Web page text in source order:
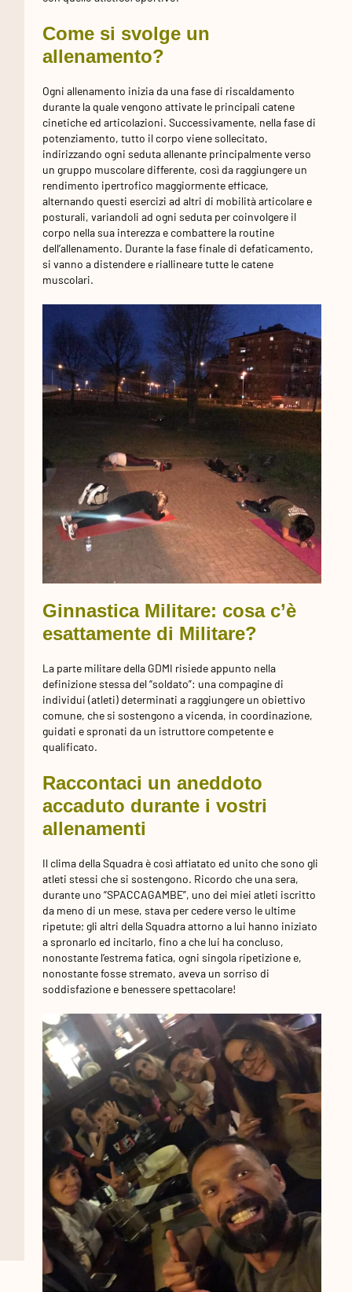
Come si svolge un
allenamento?
Ogni allenamento inizia da una fase di riscaldamento
durante la quale vengono attivate le principali catene
cinetiche ed articolazioni. Successivamente, nella fase di
potenziamento, tutto il corpo viene sollecitato,
indirizzando ogni seduta allenante principalmente verso
un gruppo muscolare differente, così da raggiungere un
rendimento ipertrofico maggiormente efficace,
alternando questi esercizi ad altri di mobilità articolare e
posturali, variandoli ad ogni seduta per coinvolgere il
corpo nella sua interezza e combattere la routine
dell’allenamento. Durante la fase finale di defaticamento,
si vanno a distendere e riallineare tutte le catene
muscolari.
Ginnastica Militare: cosa c’è
esattamente di Militare?
La parte militare della GDMI risiede appunto nella
definizione stessa del “soldato”: una compagine di
individui (atleti) determinati a raggiungere un obiettivo
comune, che si sostengono a vicenda, in coordinazione,
guidati e spronati da un istruttore competente e
qualificato.
Raccontaci un aneddoto
accaduto durante i vostri
allenamenti
Il clima della Squadra è così affiatato ed unito che sono gli
atleti stessi che si sostengono. Ricordo che una sera,
durante uno “SPACCAGAMBE”, uno dei miei atleti iscritto
da meno di un mese, stava per cedere verso le ultime
ripetute; gli altri della Squadra attorno a lui hanno iniziato
a spronarlo ed incitarlo, fino a che lui ha concluso,
nonostante l’estrema fatica, ogni singola ripetizione e,
nonostante fosse stremato, aveva un sorriso di
soddisfazione e benessere spettacolare!